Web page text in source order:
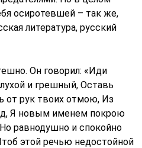
осиротевшей – так же,
литература, русский
Он говорил: «Иди
и грешный, Оставь
от рук твоих отмою, Из
Я новым именем покрою
равнодушно и спокойно
этой речью недостойной